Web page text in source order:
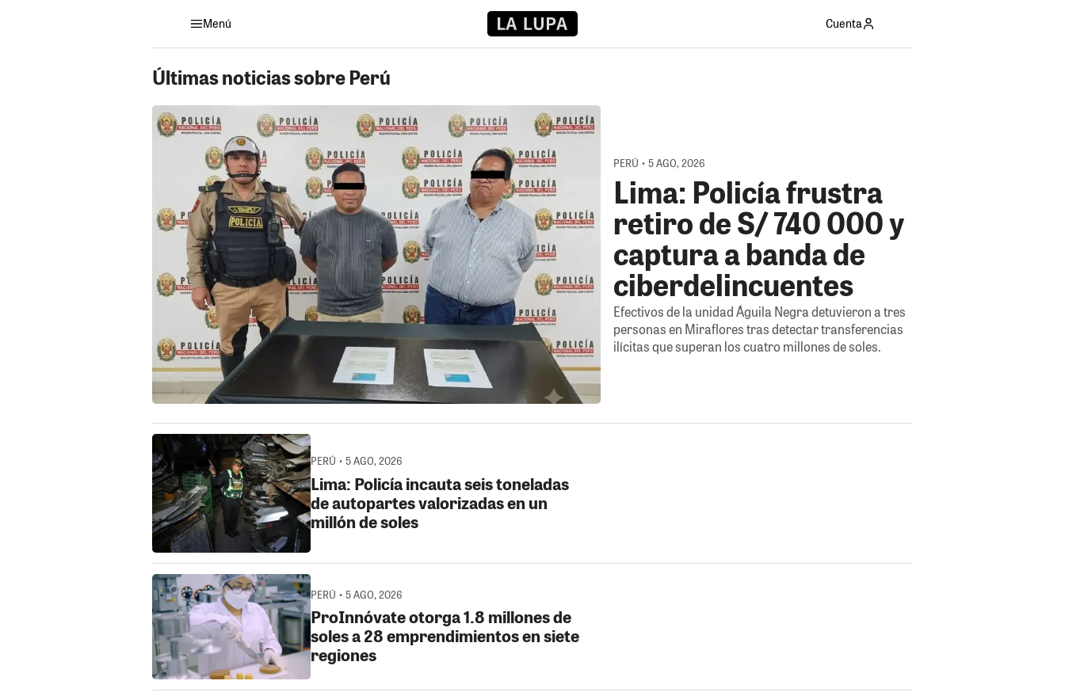
Menú Cuenta
Últimas noticias sobre Perú
PERÚ • 5 AGO, 2026
Lima: Policía frustra
retiro de S/ 740 000 y
captura a banda de
ciberdelincuentes
Efectivos de la unidad Águila Negra detuvieron a tres
personas en Miraflores tras detectar transferencias
ilícitas que superan los cuatro millones de soles.
PERÚ • 5 AGO, 2026
Lima: Policía incauta seis toneladas
de autopartes valorizadas en un
millón de soles
PERÚ • 5 AGO, 2026
ProInnóvate otorga 1.8 millones de
soles a 28 emprendimientos en siete
regiones